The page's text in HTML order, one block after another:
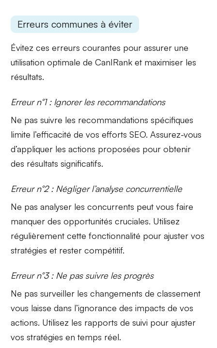
Erreurs communes à éviter
Évitez ces erreurs courantes pour assurer une
utilisation optimale de CanIRank et maximiser les
résultats.
Erreur n°1 : Ignorer les recommandations
Ne pas suivre les recommandations spécifiques
limite l’efficacité de vos efforts SEO. Assurez-vous
d’appliquer les actions proposées pour obtenir
des résultats significatifs.
Erreur n°2 : Négliger l’analyse concurrentielle
Ne pas analyser lesconcurrents peut vous faire
manquer des opportunités cruciales. Utilisez
régulièrement cette fonctionnalité pour ajuster vos
stratégies et rester compétitif.
Erreur n°3 : Ne pas suivre les progrès
Ne pas surveiller leschangements de classement
vous laisse dans l’ignorance des impacts de vos
actions. Utilisez les rapports de suivi pour ajuster
vos stratégies en temps réel.